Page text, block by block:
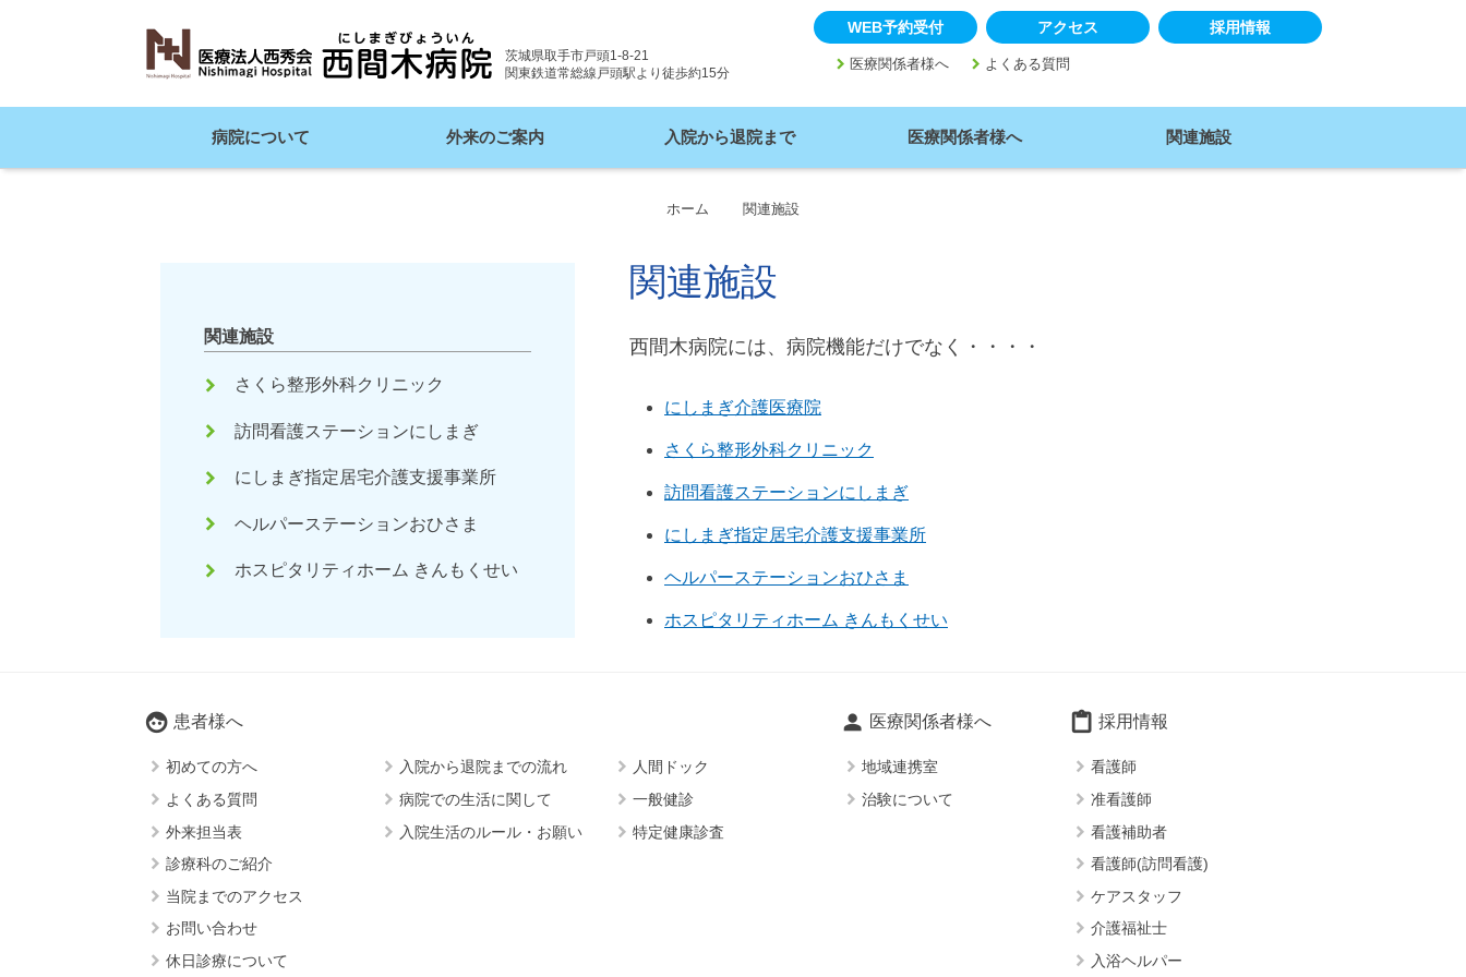
茨城県取手市戸頭1-8-21
関東鉄道常総線戸頭駅より徒歩約15分
WEB予約受付 アクセス 採用情報
keyboard_arrow_right 医療関係者様へ keyboard_arrow_right よくある質問
病院について 外来のご案内 入院から退院まで 医療関係者様へ 関連施設
ホーム 関連施設
関連施設
西間木病院には、病院機能だけでなく・・・・
にしまぎ介護医療院
さくら整形外科クリニック
訪問看護ステーションにしまぎ
にしまぎ指定居宅介護支援事業所
ヘルパーステーションおひさま
ホスピタリティホーム きんもくせい
関連施設
keyboard_arrow_right さくら整形外科クリニック
keyboard_arrow_right 訪問看護ステーションにしまぎ
keyboard_arrow_right にしまぎ指定居宅介護支援事業所
keyboard_arrow_right ヘルパーステーションおひさま
keyboard_arrow_right ホスピタリティホーム きんもくせい
face 患者様へ
keyboard_arrow_right 初めての方へ
keyboard_arrow_right よくある質問
keyboard_arrow_right 外来担当表
keyboard_arrow_right 診療科のご紹介
keyboard_arrow_right 当院までのアクセス
keyboard_arrow_right お問い合わせ
keyboard_arrow_right 休日診療について
keyboard_arrow_right 入院から退院までの流れ
keyboard_arrow_right 病院での生活に関して
keyboard_arrow_right 入院生活のルール・お願い
keyboard_arrow_right 人間ドック
keyboard_arrow_right 一般健診
keyboard_arrow_right 特定健康診査
person 医療関係者様へ
keyboard_arrow_right 地域連携室
keyboard_arrow_right 治験について
content_paste 採用情報
keyboard_arrow_right 看護師
keyboard_arrow_right 准看護師
keyboard_arrow_right 看護補助者
keyboard_arrow_right 看護師(訪問看護)
keyboard_arrow_right ケアスタッフ
keyboard_arrow_right 介護福祉士
keyboard_arrow_right 入浴ヘルパー